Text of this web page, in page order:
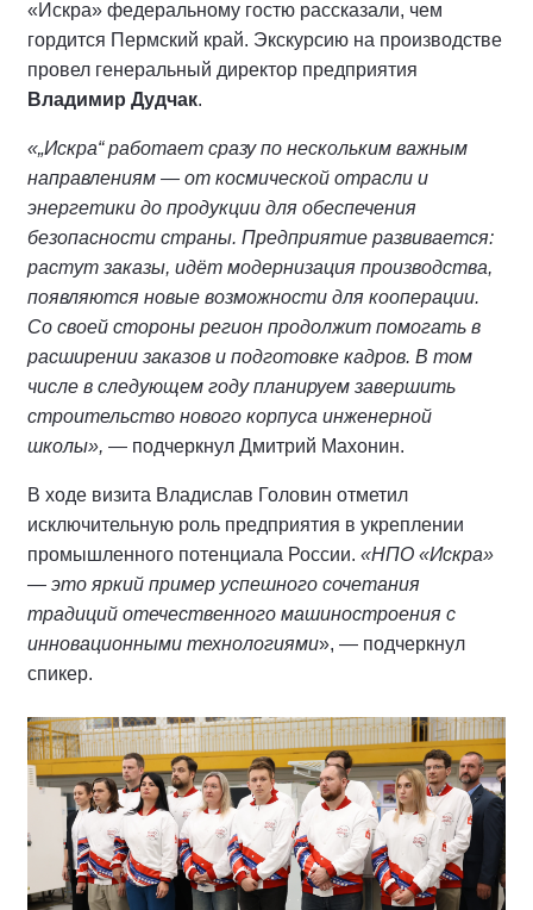
«Искра» федеральному гостю рассказали, чем
гордится Пермский край. Экскурсию на производстве
провел генеральный директор предприятия
Владимир Дудчак.
«„Искра“ работает сразу по нескольким важным
направлениям — от космической отрасли и
энергетики до продукции для обеспечения
безопасности страны. Предприятие развивается:
растут заказы, идёт модернизация производства,
появляются новые возможности для кооперации.
Со своей стороны регион продолжит помогать в
расширении заказов и подготовке кадров. В том
числе в следующем году планируем завершить
строительство нового корпуса инженерной
школы», — подчеркнул Дмитрий Махонин.
В ходе визита Владислав Головин отметил
исключительную роль предприятия в укреплении
промышленного потенциала России. «НПО «Искра»
— это яркий пример успешного сочетания
традиций отечественного машиностроения с
инновационными технологиями», — подчеркнул
спикер.